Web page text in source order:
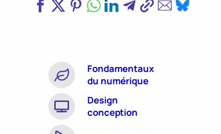
Fondamentaux
du numérique
Design
conception